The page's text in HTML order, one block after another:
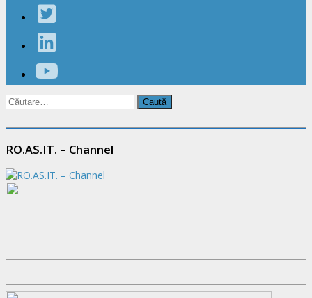
Caută
RO.AS.IT. – Channel